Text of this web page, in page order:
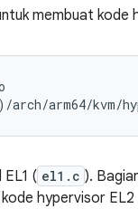
membuat kode
) /arch/arm64/kvm/
( el1.c ).
hypervisor EL2